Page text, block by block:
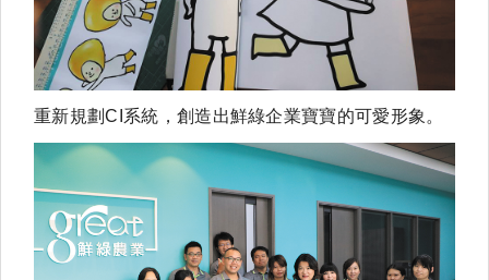
重新規劃CI系統，創造出鮮綠企業寶寶的可愛形象。